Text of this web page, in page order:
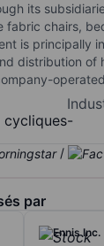
its
chairs,
is principally
distribution of
cycliques-
/
par
Ennis Inc.